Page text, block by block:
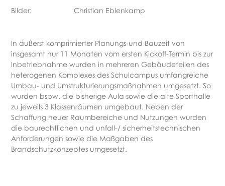
Bilder:
Christian Eblenkamp
In äußerst komprimierter Planungs-und Bauzeit von
insgesamt nur 11 Monaten vom ersten Kickoff-Termin bis zur
Inbetriebnahme wurden in mehreren Gebäudeteilen des
heterogenen Komplexes des Schulcampus umfangreiche
Umbau- und Umstrukturierungsmaßnahmen umgesetzt. So
wurden bspw. die bisherige Aula sowie die alte Sporthalle
zu jeweils 3 Klassenräumen umgebaut. Neben der
Schaffung neuer Raumbereiche und Nutzungen wurden
die baurechtlichen und unfall-/ sicherheitstechnischen
Anforderungen sowie die Maßgaben des
Brandschutzkonzeptes umgesetzt.